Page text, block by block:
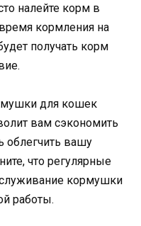
налейте корм в
кормления на
получать корм
для кошек
вам сэкономить
облегчить вашу
что регулярные
кормушки
работы.